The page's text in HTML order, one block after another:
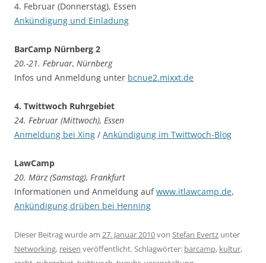
4. Februar (Donnerstag), Essen
Ankündigung und Einladung
BarCamp Nürnberg 2
20.-21. Februar, Nürnberg
Infos und Anmeldung unter bcnue2.mixxt.de
4. Twittwoch Ruhrgebiet
24. Februar (Mittwoch), Essen
Anmeldung bei Xing / Ankündigung im Twittwoch-Blog
LawCamp
20. März (Samstag), Frankfurt
Informationen und Anmeldung aufwww.itlawcamp.de,
Ankündigung drüben bei Henning
Dieser Beitrag wurde am 27. Januar 2010von Stefan Evertz unter
Networking, reisen veröffentlicht. Schlagwörter: barcamp, kultur,